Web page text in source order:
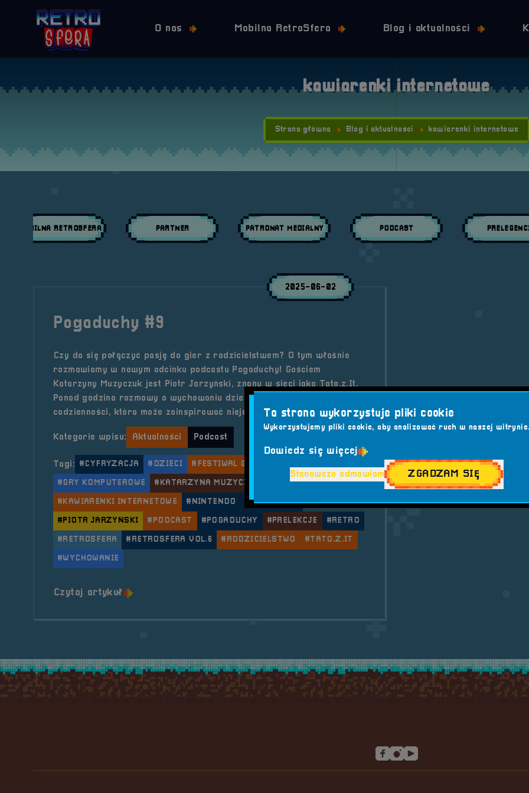
O nas Mobilna RetroSfera Blog i aktualności
kawiarenki internetowe
Strona główna Blog i aktualności kawiarenki internetowe
MOBILNA RETROSFERA PARTNER PATRONAT MEDIALNY PODCAST
2025-06-02
Pogaduchy #9
Czy da się połączyć pasję do gier z rodzicielstwem? O tym właśnie
rozmawiamy w nowym odcinku podcastu Pogaduchy! Gościem
Katarzyny Muzyczuk jest Piotr Jarzyński, znany w sieci jako Tato.z.It.
Ponad godzina rozmowy o wychowaniu dzieci, graniu i wyzwaniach
codzienności, która może zainspirować niejednego gracza-rodzica.
Kategorie wpisu: Aktualności Podcast
Tagi: #CYFRYZACJA #DZIECI #FESTIWAL GIER
#GRY KOMPUTEROWE #KATARZYNA MUZYCZUK
#KAWIARENKI INTERNETOWE #NINTENDO #NOSTALGIA
#PIOTR JARZYŃSKI #PODCAST #POGADUCHY #PRELEKCJE #RETRO
#RETROSFERA #RETROSFERA VOL.6 #RODZICIELSTWO #TATO.Z.IT
#WYCHOWANIE
Czytaj artykuło tytule Pogaduchy #9
Ta strona wykorzystuje pliki cookie
Wykorzystujemy pliki cookie, aby analizować ruch w naszej
Dowiedz się więcej
Stanowczo odmawiam ZGADZAM SIĘ